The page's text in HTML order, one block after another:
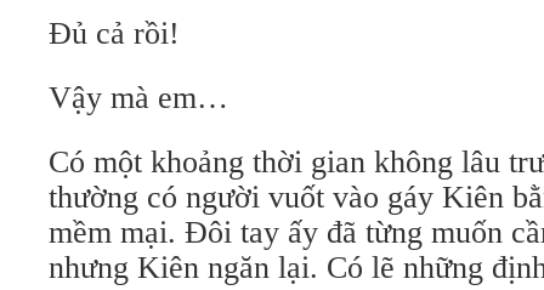
Đủ cả rồi!
Vậy mà em…
Có một khoảng thời gian không lâu
thường có người vuốt vào gáy Kiên
mềm mại. Đôi tay ấy đã từng muốn
nhưng Kiên ngăn lại. Có lẽ những